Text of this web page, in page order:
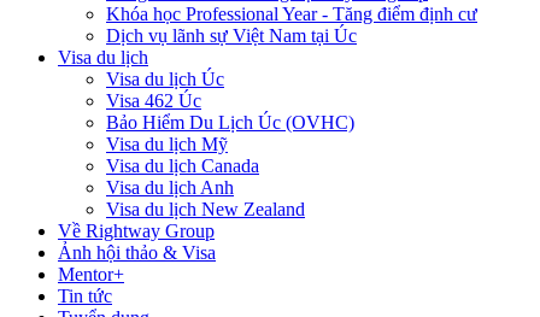
Khóa học Professional Year - Tăng điểm định cư
Dịch vụ lãnh sự Việt Nam tại Úc
Visa du lịch
Visa du lịch Úc
Visa 462 Úc
Bảo Hiểm Du Lịch Úc (OVHC)
Visa du lịch Mỹ
Visa du lịch Canada
Visa du lịch Anh
Visa du lịch New Zealand
Về Rightway Group
Ảnh hội thảo & Visa
Mentor+
Tin tức